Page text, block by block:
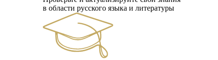
в области русского языка и литературы